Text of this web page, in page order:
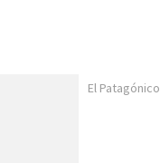
El Patagónico